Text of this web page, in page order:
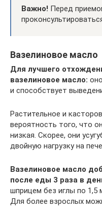
Важно! Перед
Вазелиновое масло
Для лучшего
вазелиновое масло:
и способствует
Растительное и
вероятность того, что
низкая. Скорее, они
двойную нагрузку на
Вазелиновое масло
после еды 3 раза в
шприцем без иглы по 1,5
Для более взрослых